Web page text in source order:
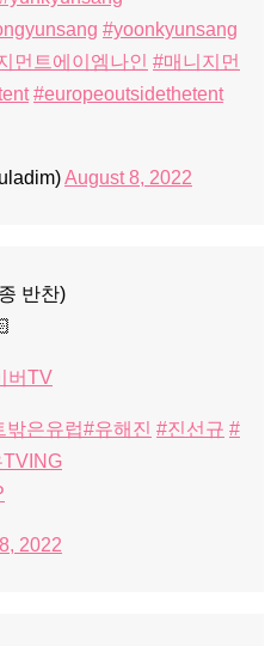
#yoonkyunsang
먼트에이엠나인 #매니지먼
#europeoutsidethetent
August 8, 2022
반찬)
버TV
밖은유럽#유해진 #진선규 #
2022